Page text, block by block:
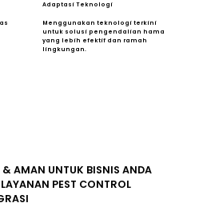
AMAN UNTUK BISNIS ANDA
PEST CONTROL
Adaptasi Teknologi
Menggunakan teknologi terkini
untuk solusi pengendalian hama
yang lebih efektif dan ramah
lingkungan.